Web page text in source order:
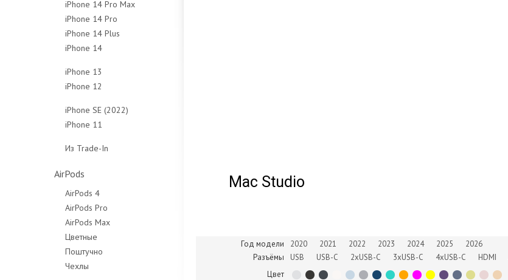
Чехлы
Чехлы
Чехлы
iPhone 14 Pro Max
128Gb
256Gb
512Gb
Чехлы
iPhone 14 Pro
128Gb
256Gb
iPhone 14 Plus
128Gb
iPhone 14
Чехлы
iPhone 13
128Gb
iPhone 12
Чехлы
iPhone SE (2022)
64Gb
Чехлы
Защитные стёкла
iPhone 11
Чехлы
Из Trade-In
AirPods
AirPods 4
AirPods Pro
AirPods Max
Цветные
Поштучно
Чехлы
Mac Studio
Год модели 2020 2021 2022 2023 2024 2025
2026
Разъёмы
USB USB-C 2xUSB-C 3xUSB-C 4xUSB-C HDMI
Цвет